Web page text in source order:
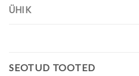
ÜHIK
SEOTUD TOOTED